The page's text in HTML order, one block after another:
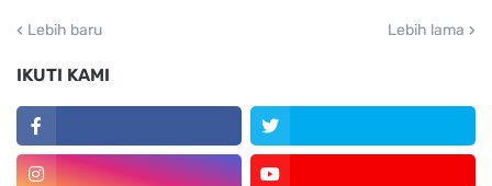
Lebih baru Lebih lama
IKUTI KAMI